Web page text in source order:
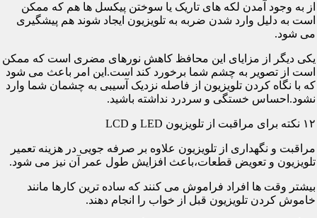
از به وجود آمدن لکه های تاریک یا سوختن پیکسل ها هم که ممکن
است به دلیل وارد شدن ضربه به تلویزیون ایجاد شوند هم پیشگیری
می شود.
یکی دیگر از مزایای این محافظ کاهش نورهای مضری است که ممکن
است از تصویر به چشم شما برخورد کند است.این امر باعث می شود
که با نگاه کردن تلویزیون از فاصله نزدیک آسیبی به چشمان شما وارد
نشود.احساس خستگی و سردرد نداشته باشید.
۱۲ نکته برای مراقبت از تلویزیون LED و LCD
مراقبت و نگهداری از تلویزیون علاوه بر صرفه جویی در هزینه تعمیر
تلویزیون و تعویض قطعات،باعث افزایش طول عمر آن نیز می شود.
بیشتر وقت ها افراد فراموش می کنند که ساده ترین کارها مانند
خاموش کردن تلویزیون قبل از خواب را انجام دهند.